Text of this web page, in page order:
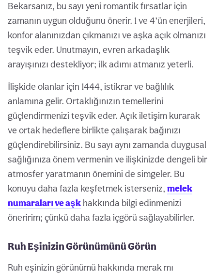
Bekarsanız, bu sayı yeni romantik fırsatlar için
zamanın uygun olduğunu önerir. 1 ve 4’ün enerjileri,
konfor alanınızdan çıkmanızı ve aşka açık olmanızı
teşvik eder. Unutmayın, evren arkadaşlık
arayışınızı destekliyor; ilk adımı atmanız yeterli.
İlişkide olanlar için 1444, istikrar ve bağlılık
anlamına gelir. Ortaklığınızın temellerini
güçlendirmenizi teşvik eder. Açık iletişim kurarak
ve ortak hedeflere birlikte çalışarak bağınızı
güçlendirebilirsiniz. Bu sayı aynı zamanda duygusal
sağlığınıza önem vermenin ve ilişkinizde dengeli bir
atmosfer yaratmanın önemini de simgeler. Bu
konuyu daha fazla keşfetmek isterseniz, melek
numaraları ve aşk hakkında bilgi edinmenizi
öneririm; çünkü daha fazla içgörü sağlayabilirler.
Ruh Eşinizin Görünümünü Görün
Ruh eşinizin görünümü hakkında merak mı